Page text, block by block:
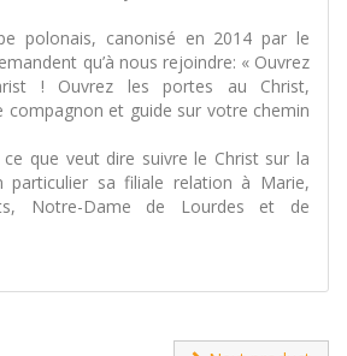
polonais, canonisé en 2014 par le
qu’à nous rejoindre: « Ouvrez
! Ouvrez les portes au Christ,
compagnon et guide sur votre chemin
ce que veut dire suivre le Christ sur la
particulier sa filiale relation à Marie,
Notre-Dame de Lourdes et de